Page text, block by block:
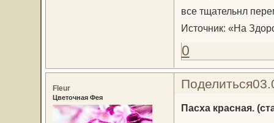
все тщательнл
Источник: «На
0
Поделиться
Fleur
Цветочная Фея
Пасха красная.